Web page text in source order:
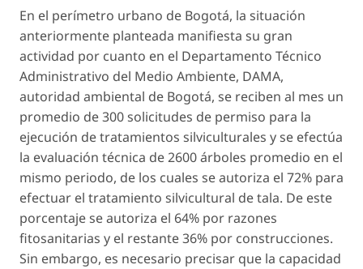
En el perímetro urbano de Bogotá, la situación
anteriormente planteada manifiesta su gran
actividad por cuanto en el Departamento Técnico
Administrativo del Medio Ambiente, DAMA,
autoridad ambiental de Bogotá, se reciben al mes un
promedio de 300 solicitudes de permiso para la
ejecución de tratamientos silviculturales y se efectúa
la evaluación técnica de 2600 árboles promedio en el
mismo periodo, de los cuales se autoriza el 72% para
efectuar el tratamiento silvicultural de tala. De este
porcentaje se autoriza el 64% por razones
fitosanitarias y el restante 36% por construcciones.
Sin embargo, es necesario precisar que la capacidad